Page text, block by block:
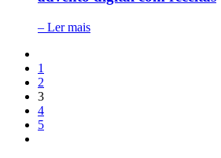
– Ler mais
1
2
3
4
5